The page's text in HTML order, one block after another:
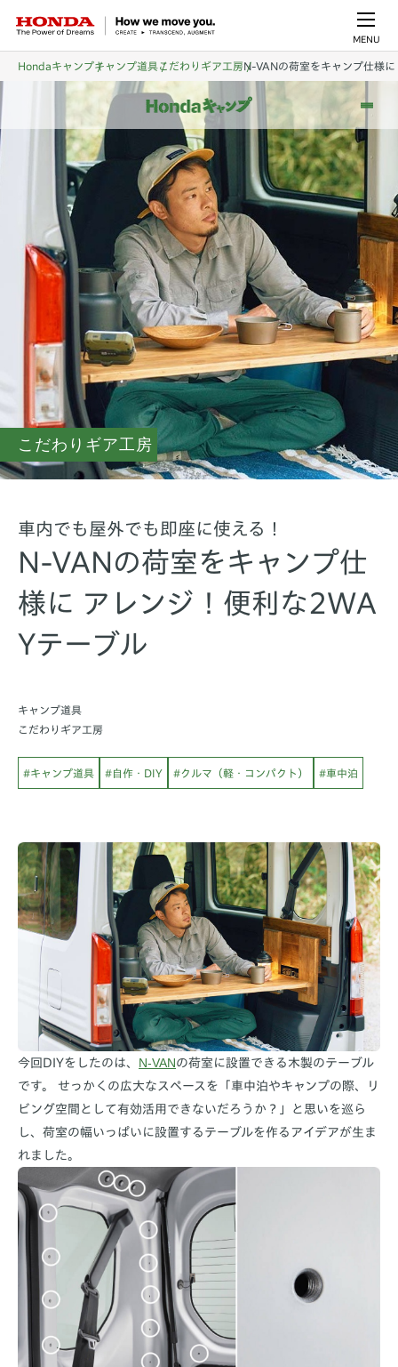
MENU
Hondaキャンプキャンプ道具こだわりギア工房N-VANの荷室をキャンプ仕様
こだわりギア工房
車内でも屋外でも即座に使える！
N-VANの荷室をキャンプ仕
様に アレンジ！便利な2WA
Yテーブル
キャンプ道具
こだわりギア工房
#キャンプ道具 #自作・DIY #クルマ（軽・コンパクト） #車中泊
今回DIYをしたのは、 N-VANの荷室に設置できる木製のテーブル
です。 せっかくの広大なスペースを「車中泊やキャンプの際、リ
ビング空間として有効活用できないだろうか？」と思いを巡ら
し、荷室の幅いっぱいに設置するテーブルを作るアイデアが生ま
れました。